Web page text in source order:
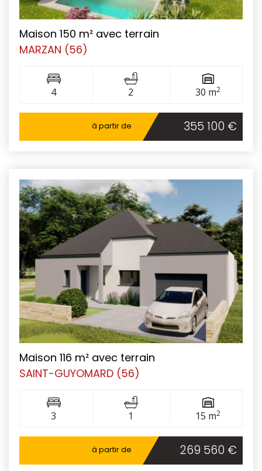
Maison 150 m² avec terrain
MARZAN (56)
4 2 30 m2
à partir de 355 100 €
Maison 116 m² avec terrain
SAINT-GUYOMARD (56)
3 1 15 m2
à partir de 269 560 €